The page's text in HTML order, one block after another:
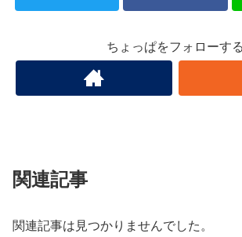
ちょっぱをフォローする
関連記事
関連記事は見つかりませんでした。